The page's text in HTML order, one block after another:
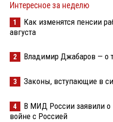
Интересное за неделю
1
Как изменятся пенсии
августа
2 Владимир Джабаров — о
3 Законы, вступающие в
4
В МИД России заявили о
войне с Россией